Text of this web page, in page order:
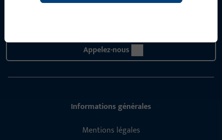
Appelez-nous
Informations générales
Mentions légales